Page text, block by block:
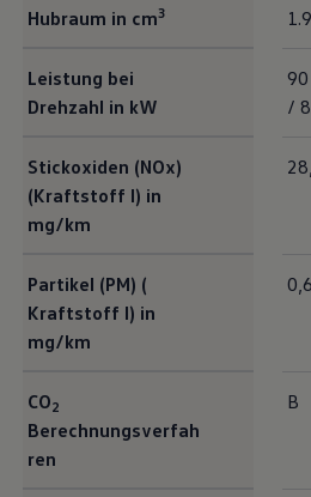
Hubraum in cm3
Leistung bei
Drehzahl in kW
/
Stickoxiden (NOx)
(Kraftstoff I) in
mg/km
Partikel (PM) (
Kraftstoff I) in
mg/km
CO2
Berechnungsverfah
ren
B